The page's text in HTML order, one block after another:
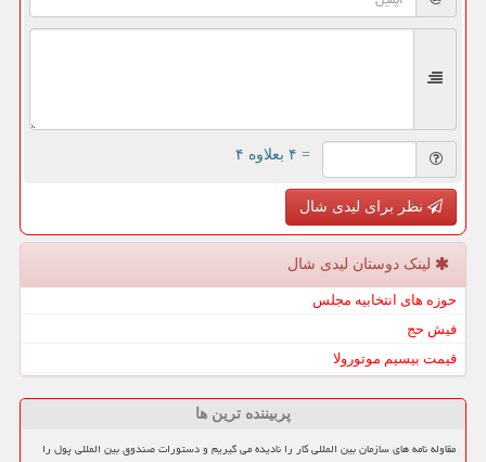
= ۴ بعلاوه ۴
نظر برای لیدی شال
لینک دوستان لیدی شال
حوزه های انتخابیه مجلس
فیش حج
قیمت بیسیم موتورولا
پربیننده ترین ها
مقاوله نامه های سازمان بین المللی کار را نادیده می گیریم و دستورات صندوق بین المللی پول را